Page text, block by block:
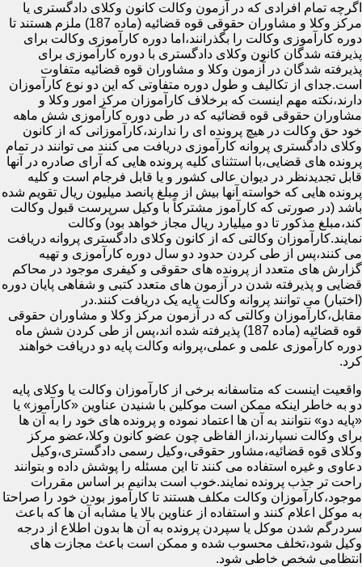
اگرچه تمام افرادی که در آزمون وکالت کانون وکلای دادگستری یا
مرکز وکلا و مشاوران حقوقی قوه قضائیه (ماده 187) ملزم هستند تا
دوره کارآموزی وکالت را بگذرانند،اما دوره کارآموزی وکالت برای
پذیرفته شدگان کانون وکلای دادگستری با دوره کارآموزی برای
پذیرفته شدگان در آزمون وکلا و مشاوران قوه قضائیه متفاوت
است.جدای از تکالیف و طول دوره متفاوتی که این دو نوع کارآموزان
دارند،نکته مهم اینست که برخلاف کارآموزان مرکز امور وکلا و
مشاوران حقوقی قوه قضائیه که در طی دوره کارآموزی شش ماهه
خود حق وکالت در هیچ پرونده ای را ندارند،کارآموزانی که از کانون
وکلای دادگستری پروانه کارآموزی دریافت می کنند می توانند در تمام
پرونده های قضایی،با استثنای کلیه پرونده هایی که آرای صادره در آنها
قابل تجدیدنظر در دیوان عالی کشور و یا قابل فرجام است و کلیه
پرونده هایی که خواسته آنها بیش از مبلغ پانصد میلیون ریال تقویم شده
باشد (در صورتی که کارآموز مشترکاً با وکیل سرپرست قبول وکالت
کند،مبلغ مذکور تا دو میلیارد ریال مجاز خواهد بود) وکالت
نمایند.کارآموزان وکالتی که از کانون وکلای دادگستری پروانه دریافت
می کنند،پس از طی کردن حدود دو سال دوره کارآموزی و تهیه
گزارش های متعدد از پرونده های حقوقی و کیفری موجود در محاکم
قضایی و پذیرفته شدن در آزمون های متعدد کتبی و شفاهی پایان دوره
(اختبار) می توانند پروانه وکالت پایه یک دریافت کنند.در
مقابل،کارآموزان وکالتی که در آزمون مرکز وکلا و مشاوران حقوقی
قوه قضائیه (ماده 187) پذیرفته شده اند،پس از طی کردن شش ماه
دوره کارآموزی علمی و عملی،پروانه وکالت پایه دو دریافت خواهند
کرد.
واقعیت اینست که متاسفانه برخی از کارآموزان وکالت یا وکلای پایه
دو به خاطر اینکه ممکن است موکلین با شنیدن عناوین «کارآموز» یا
«پایه دو» نتوانند به آن ها اعتماد نموده و پرونده های خود را به آن ها
برای وکالت نسپارند،از الفاظی چون عضو کانون وکلا،عضو مرکز
وکلای قوه قضائیه،مشاور حقوقی،وکیل رسمی دادگستری،وکیل
دعاوی و غیره استفاده می کنند تا این مسئله را پوشش داده و بتوانند
راحت تر جذب پرونده نمایند.خوب است بدانیم بر اساس مقررات
موجود،کارآموزان وکالت مکلف هستند تا کارآموز بودن خود را صراحتا
به موکل اعلام کنند و استفاده از عناوین بالا یا مشابه آن ها که باعث
سردرگم شدن موکل یا سپردن پرونده به آن ها بدون اطلاع از درجه
وکیل شود،تخلف محسوب شده و ممکن است باعث مجازت های
انتظامی شخص خاطی شود.